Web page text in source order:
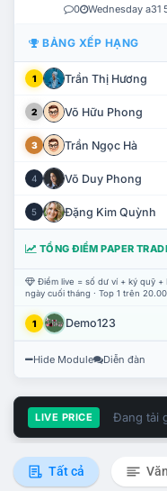
0 Wednesday a31
BẢNG XẾP HẠNG
1 Trần Thị Hương
2 Võ Hữu Phong
3 Trần Ngọc Hà
4 Võ Duy Phong
5 Đặng Kim Quỳnh
TỔNG ĐIỂM PAPER
Điểm live = số dư ví + ký quỹ +
ngày cuối tháng · Top 1 trên
1 Demo123
Hide Module Diễn đàn
LIVE PRICE Đang tải
Tất cả